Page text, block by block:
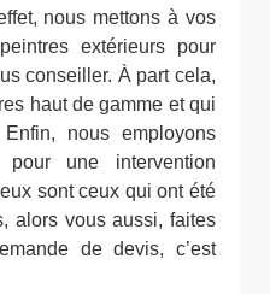
nous mettons à vos
extérieurs pour
conseiller. À part cela,
haut de gamme et qui
nous employons
une intervention
sont ceux qui ont été
alors vous aussi, faites
de devis, c’est